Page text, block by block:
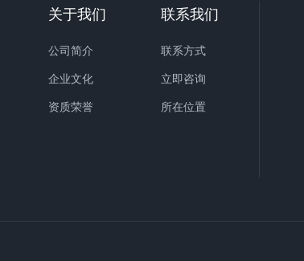
关于我们
公司简介
企业文化
资质荣誉
联系我们
联系方式
立即咨询
所在位置